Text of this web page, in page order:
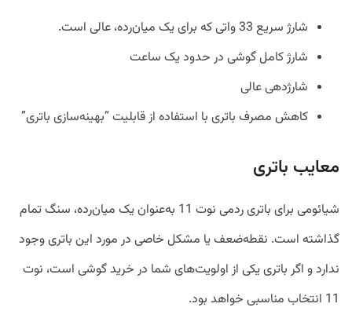
شارژ سریع 33 واتی که برای یک میان‌رده، عالی است.
شارژ کامل گوشی در حدود یک ساعت
شارژدهی عالی
کاهش مصرف باتری با استفاده از قابلیت “بهینه‌سازی باتری”
معایب باتری
شیائومی برای باتری ردمی نوت 11 به‌عنوان یک میان‌رده، سنگ تمام
گذاشته است. نقطه‌ضعف یا مشکل خاصی در مورد این باتری وجود
ندارد و اگر باتری یکی از اولویت‌های شما در خرید گوشی است، نوت
11 انتخاب مناسبی خواهد بود.